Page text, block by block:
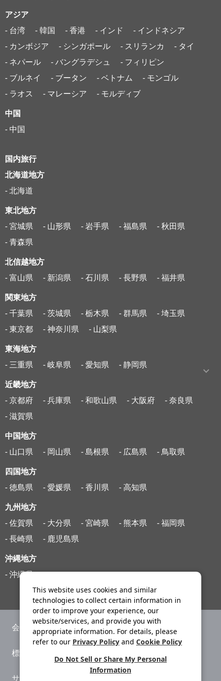
アジア
- 台湾
- 韓国 - 香港 - インド
- インドネシア
- カンボジア
- シンガポール - スリランカ
- タイ
- ネパール
- バングラデシュ
- フィリピン
- ブルネイ
- ブータン - ベトナム
- モンゴル
- ラオス
- マレーシア - モルディブ
中国
- 中国
国内旅行
北海道地方
- 北海道
東北地方
- 宮城県
- 山形県 - 岩手県 - 福島県
- 秋田県
- 青森県
北信越地方
- 富山県
- 新潟県 - 石川県 - 長野県 - 福井県
関東地方
- 千葉県
- 茨城県 - 栃木県 - 群馬県
- 埼玉県
- 東京都
- 神奈川県 - 山梨県
東海地方
- 三重県
- 岐阜県 - 愛知県 - 静岡県
近畿地方
- 京都府
- 兵庫県 - 和歌山県 - 大阪府
- 奈良県
- 滋賀県
中国地方
- 山口県
- 岡山県 - 島根県 - 広島県 - 鳥取県
四国地方
- 徳島県
- 愛媛県 - 香川県 - 高知県
九州地方
- 佐賀県
- 大分県 - 宮崎県 - 熊本県
- 福岡県
- 長崎県
- 鹿児島県
沖縄地方
- 沖縄県
会社案内 ニュースリリース
標識・約款
サイトマップ
This website uses cookies and similar
technologies to collect certain information in
order to improve your experience, our
website/services, and provide you with
appropriate information. For details, please
refer to our Privacy Policy and Cookie Policy
Do Not Sell or Share My Personal
Information